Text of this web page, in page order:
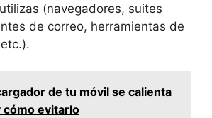
(navegadores, suites
de correo, herramientas de
de tu móvil se calienta
cómo evitarlo